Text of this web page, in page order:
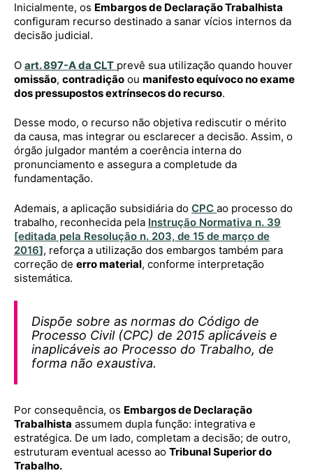
Inicialmente, os Embargos de Declaração Trabalhista
configuram recurso destinado a sanar vícios internos da
decisão judicial.
O art. 897-A da CLT prevê sua utilização quando houver
omissão, contradição ou manifesto equívoco no exame
dos pressupostos extrínsecos do recurso.
Desse modo, o recurso não objetiva rediscutir o mérito
da causa, mas integrar ou esclarecer a decisão. Assim, o
órgão julgador mantém a coerência interna do
pronunciamento e assegura a completude da
fundamentação.
Ademais, a aplicação subsidiária do CPC ao processo do
trabalho, reconhecida pela Instrução Normativa n. 39
[editada pela Resolução n. 203, de 15 de março de
2016], reforça a utilização dos embargos também para
correção de erro material, conforme interpretação
sistemática.
Dispõe sobre as normas do Código de
Processo Civil (CPC) de 2015 aplicáveis e
inaplicáveis ao Processo do Trabalho, de
forma não exaustiva.
Por consequência, os Embargos de Declaração
Trabalhista assumem dupla função: integrativa e
estratégica. De um lado, completam a decisão; de outro,
estruturam eventual acesso ao Tribunal Superior do
Trabalho.